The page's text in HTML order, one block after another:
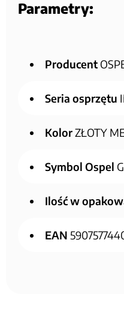
Parametry:
Producent
Seria osprzętu
KolorZŁOTY
Symbol Ospel
Ilość w
EAN